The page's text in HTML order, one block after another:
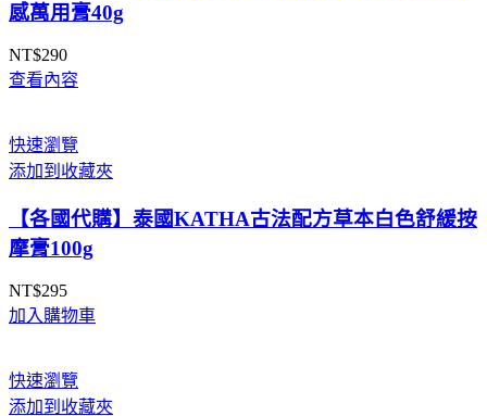
感萬用膏40g
NT$290
查看內容
快速瀏覽
添加到收藏夾
【各國代購】泰國KATHA古法配方草本白色舒緩按
摩膏100g
NT$295
加入購物車
快速瀏覽
添加到收藏夾